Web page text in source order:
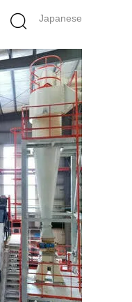
Japanese